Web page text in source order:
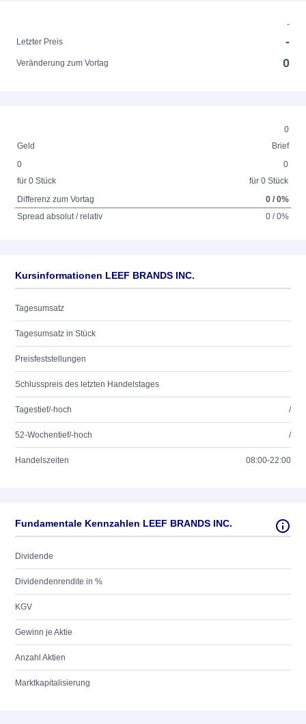
-
Letzter Preis
-
Veränderung zum Vortag 0
0
Geld
Brief
0
für 0 Stück
0
für 0 Stück
Differenz zum Vortag
0 / 0%
Spread absolut / relativ
0 / 0%
Kursinformationen LEEF BRANDS INC.
Tagesumsatz
Tagesumsatz in Stück
Preisfeststellungen
Schlusspreis des letzten Handelstages
Tagestief/-hoch /
52-Wochentief/-hoch /
Handelszeiten 08:00-22:00
Fundamentale Kennzahlen LEEF BRANDS INC.
Dividende
Dividendenrendite in %
KGV
Gewinn je Aktie
Anzahl Aktien
Marktkapitalisierung